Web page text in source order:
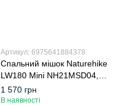
Артикул: 6975641884378
Спальний мішок Naturehike
LW180 Mini NH21MSD04,
правий, XL, темно-зелений
1 570 грн
В наявності